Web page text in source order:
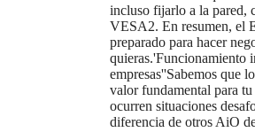
incluso fijarlo a la pared,
VESA2. En resumen, el
preparado para hacer
quieras.'Funcionamiento
empresas''Sabemos que
valor fundamental para tu
ocurren situaciones
diferencia de otros AiO